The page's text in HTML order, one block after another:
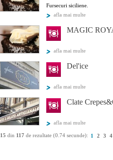
Fursecuri siciliene.
afla mai multe
MAGIC
afla mai multe
Del'ice
afla mai multe
Clate
afla mai multe
15 din 117 de rezultate (0.74 secunde): 1 2 3 4